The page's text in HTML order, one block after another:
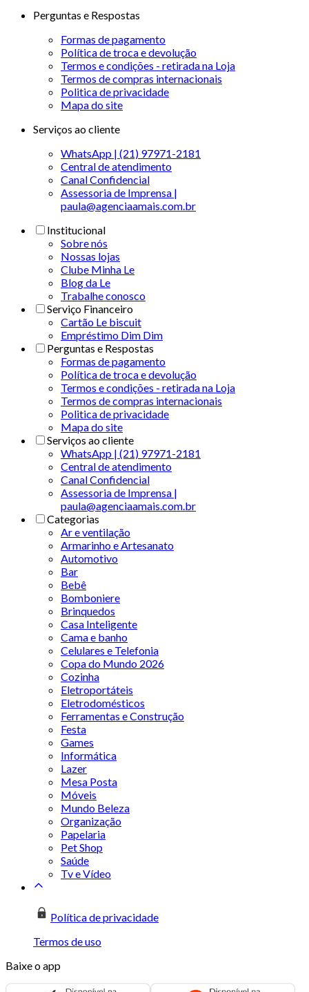
Perguntas e Respostas
Formas de pagamento
Política de troca e devolução
Termos e condições - retirada na Loja
Termos de compras internacionais
Politica de privacidade
Mapa do site
Serviços ao cliente
WhatsApp | (21) 97971-2181
Central de atendimento
Canal Confidencial
Assessoria de Imprensa |
paula@agenciaamais.com.br
Institucional
Sobre nós
Nossas lojas
Clube Minha Le
Blog da Le
Trabalhe conosco
Serviço Financeiro
Cartão Le biscuit
Empréstimo Dim Dim
Perguntas e Respostas
Formas de pagamento
Política de troca e devolução
Termos e condições - retirada na Loja
Termos de compras internacionais
Politica de privacidade
Mapa do site
Serviços ao cliente
WhatsApp | (21) 97971-2181
Central de atendimento
Canal Confidencial
Assessoria de Imprensa |
paula@agenciaamais.com.br
Categorias
Ar e ventilação
Armarinho e Artesanato
Automotivo
Bar
Bebê
Bomboniere
Brinquedos
Casa Inteligente
Cama e banho
Celulares e Telefonia
Copa do Mundo 2026
Cozinha
Eletroportáteis
Eletrodomésticos
Ferramentas e Construção
Festa
Games
Informática
Lazer
Mesa Posta
Móveis
Mundo Beleza
Organização
Papelaria
Pet Shop
Saúde
Tv e Vídeo
Política de privacidade
Termos de uso
Baixe o app